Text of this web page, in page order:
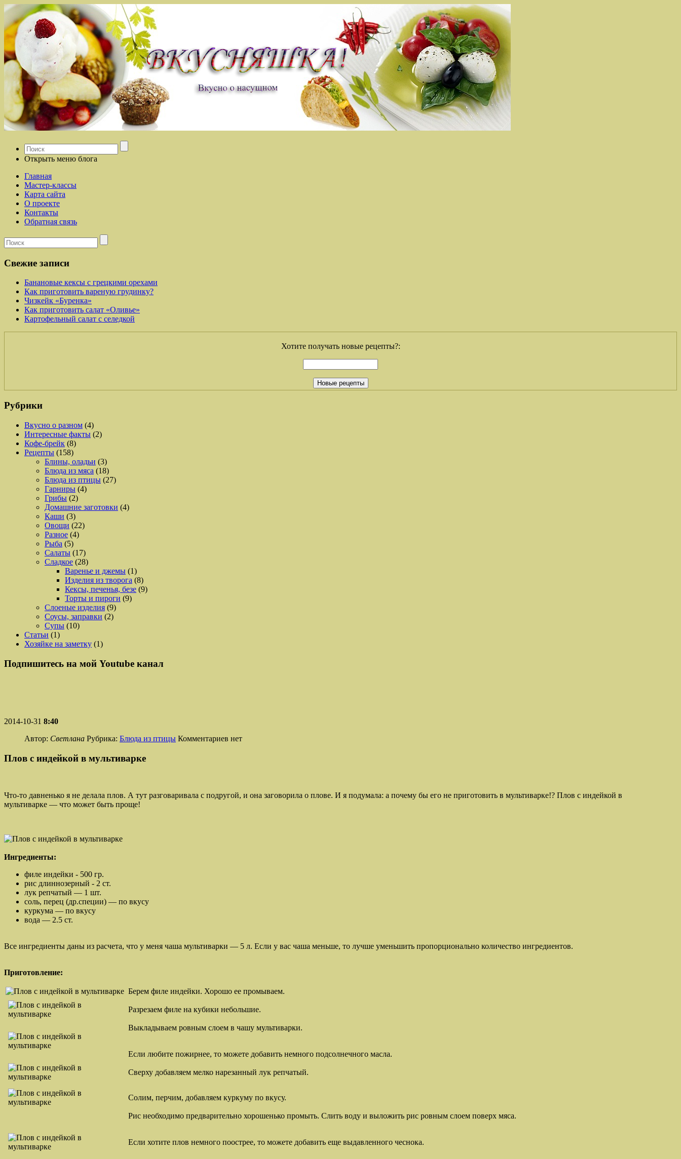
Открыть меню блога
Главная
Мастер-классы
Карта сайта
О проекте
Контакты
Обратная связь
Свежие записи
Банановые кексы с грецкими орехами
Как приготовить вареную грудинку?
Чизкейк «Буренка»
Как приготовить салат «Оливье»
Картофельный салат с селедкой
Хотите получать новые рецепты?:
Рубрики
Вкусно о разном (4)
Интересные факты (2)
Кофе-брейк (8)
Рецепты (158)
Блины, оладьи (3)
Блюда из мяса (18)
Блюда из птицы (27)
Гарниры (4)
Грибы (2)
Домашние заготовки (4)
Каши (3)
Овощи (22)
Разное (4)
Рыба (5)
Салаты (17)
Сладкое (28)
Варенье и джемы (1)
Изделия из творога (8)
Кексы, печенья, безе (9)
Торты и пироги (9)
Слоеные изделия (9)
Соусы, заправки (2)
Супы (10)
Статьи (1)
Хозяйке на заметку (1)
Подпишитесь на мой Youtube канал
2014-10-31 8:40
Автор: Светлана Рубрика: Блюда из птицы Комментариев нет
Плов с индейкой в мультиварке
Что-то давненько я не делала плов. А тут разговаривала с подругой, и она заговорила о плове. И я подумала: а почему бы его не приготовить в мультиварке!? Плов с индейкой в
мультиварке — что может быть проще!
Ингредиенты:
филе индейки - 500 гр.
рис длиннозерный - 2 ст.
лук репчатый — 1 шт.
соль, перец (др.специи) — по вкусу
куркума — по вкусу
вода — 2.5 ст.
Все ингредиенты даны из расчета, что у меня чаша мультиварки — 5 л. Если у вас чаша меньше, то лучше уменьшить пропорционально количество ингредиентов.
Приготовление:
Берем филе индейки. Хорошо ее промываем.
Разрезаем филе на кубики небольшие.
Выкладываем ровным слоем в чашу мультиварки.
Если любите пожирнее, то можете добавить немного подсолнечного масла.
Сверху добавляем мелко нарезанный лук репчатый.
Солим, перчим, добавляем куркуму по вкусу.
Рис необходимо предварительно хорошенько промыть. Слить воду и выложить рис ровным слоем поверх мяса.
Если хотите плов немного поострее, то можете добавить еще выдавленного чеснока.